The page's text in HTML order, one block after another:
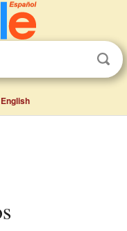
English